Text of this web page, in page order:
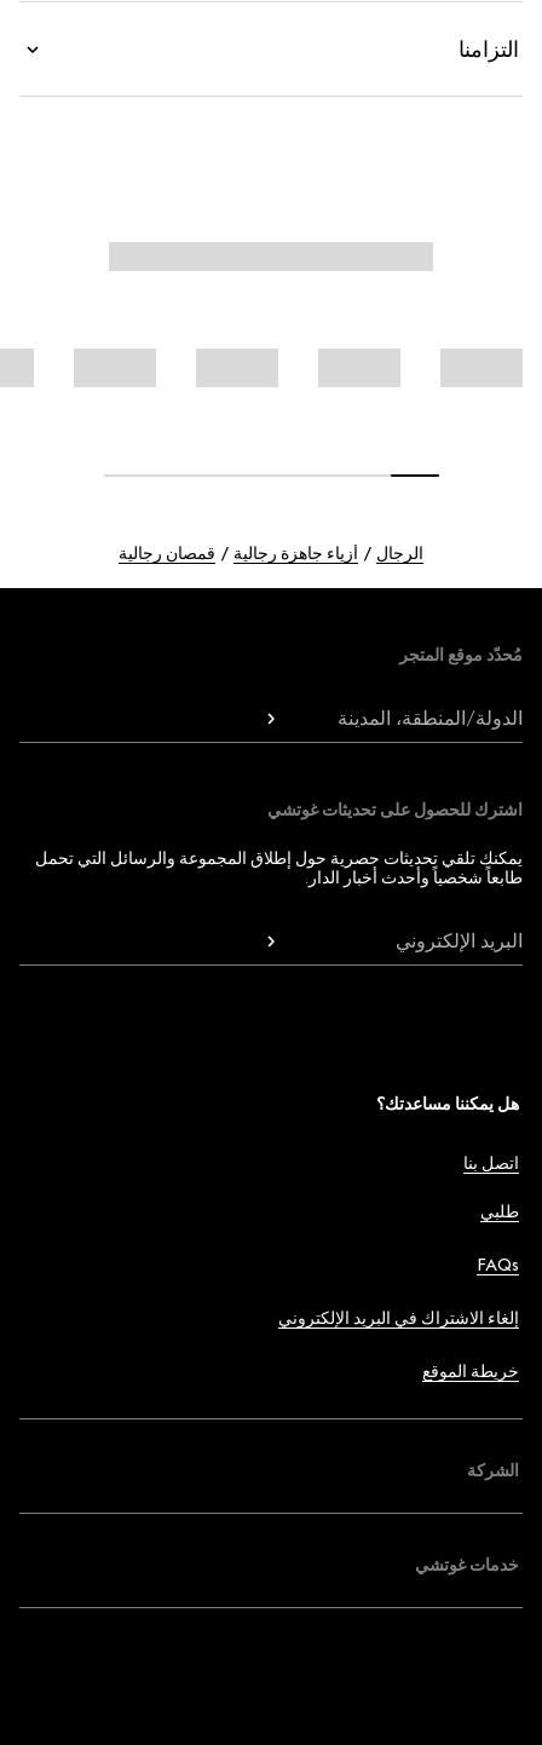
التزامنا
الرجال أزياء جاهزة رجالية قمصان رجالية
مُحدّد موقع المتجر
الدولة/المنطقة، المدينة
اشترك للحصول على تحديثات غوتشي
يمكنك تلقي تحديثات حصرية حول إطلاق المجموعة والرسائل التي تحمل
طابعاً شخصياً وأحدث أخبار الدار.
البريد الإلكتروني
هل يمكننا مساعدتك؟
اتصل بنا
طلبي
FAQs
إلغاء الاشتراك في البريد الإلكتروني
خريطة الموقع
الشركة
خدمات غوتشي